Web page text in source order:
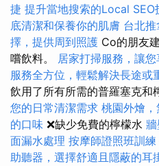
捷 提升當地搜索的Local SEO
底清潔和保養你的肌膚 台北
擇，提供周到照護 Co的朋友
嚐飲料。 居家打掃服務，讓
服務全方位，輕鬆解決長途或
飲用了所有所需的普羅塞克和
您的日常清潔需求 桃園外燴
的口味 ❌缺少免費的檸檬水
面漏水處理 按摩師證照班訓練
助聽器，選擇舒適且隱蔽的耳